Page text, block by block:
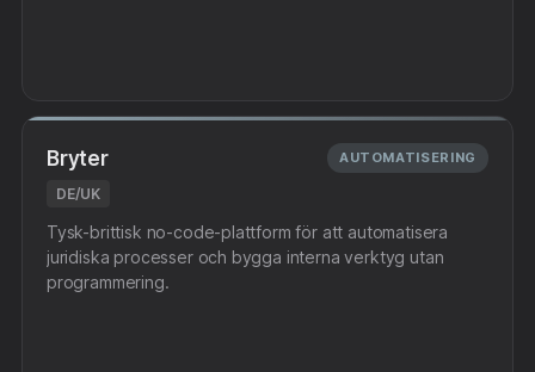
Bryter
DE/UK
AUTOMATISERING
Tysk-brittisk no-code-plattform för att automatisera
juridiska processer och bygga interna verktyg utan
programmering.